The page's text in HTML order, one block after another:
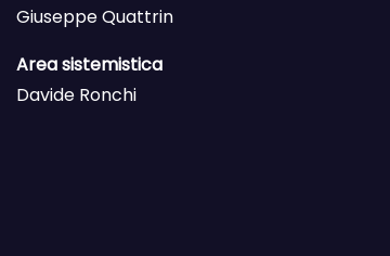
Giuseppe Quattrin
Area sistemistica
Davide Ronchi